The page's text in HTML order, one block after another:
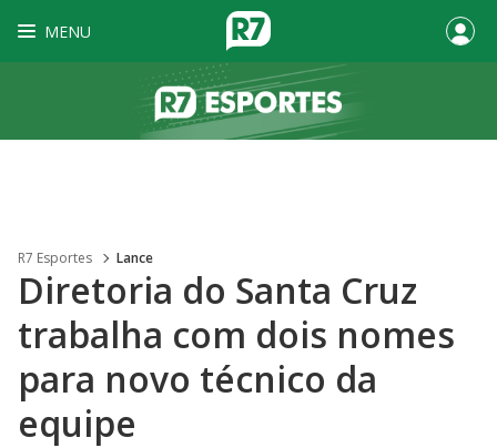
MENU
R7 Esportes Lance
Diretoria do Santa Cruz
trabalha com dois nomes
para novo técnico da
equipe